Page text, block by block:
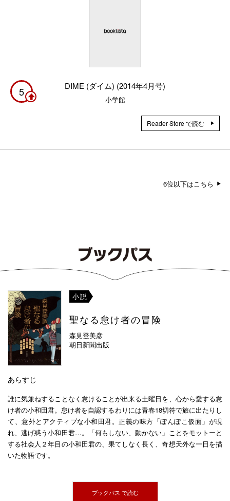
5 DIME (ダイム) (2014年4月号)
小学館
Reader Store で読む
6位以下はこちら
小説
聖なる怠け者の冒険
森見登美彦
朝日新聞出版
あらすじ
誰に気兼ねすることなく怠けることが出来る土曜日を、心から愛する怠
け者の小和田君。怠け者を自認するわりには青春18切符で旅に出たりし
て、意外とアクティブな小和田君。正義の味方「ぽんぽこ仮面」が現
れ、逃げ惑う小和田君…。「何もしない、動かない」ことをモットーと
する社会人２年目の小和田君の、果てしなく長く、奇想天外な一日を描
いた物語です。
ブックパス で読む